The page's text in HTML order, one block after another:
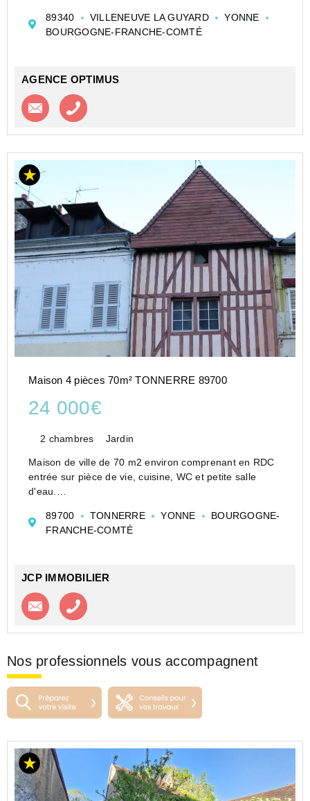
un cadre de vie doux, simple et profondemme...
89340 VILLENEUVE LA GUYARD
YONNE
BOURGOGNE-FRANCHE-COMTÉ
AGENCE OPTIMUS
Contacter l'agence
Maison 4 pièces 70m² TONNERRE 89700
24 000€
2 chambres Jardin
Maison de ville de 70 m2 environ comprenant en RDC
entrée sur pièce de vie, cuisine, WC et petite salle
d'eau.
partie de grenier aménageable au dessus.
courette à l'arrière en RDC.
89700 TONNERRE YONNE
BOURGOGNE-
FRANCHE-COMTÉ
JCP IMMOBILIER
Contacter l'agence
Nos professionnels vous accompagnent